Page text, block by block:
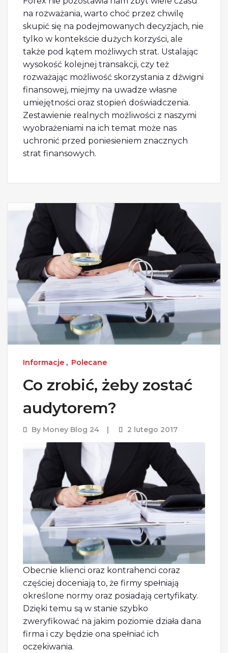
na rozważania, warto choć przez chwilę
skupić się na podejmowanych decyzjach, nie
tylko w kontekście dużych korzyści, ale
także pod kątem możliwych strat. Ustalając
wysokość kolejnej transakcji, czy też
rozważając możliwość skorzystania z dźwigni
finansowej, miejmy na uwadze własne
umiejętności oraz stopień doświadczenia.
Zestawienie realnych możliwości z naszymi
wyobrażeniami na ich temat może nas
uchronić przed poniesieniem znacznych
strat finansowych.
Informacje , Polecane
Co zrobić, żeby zostać
audytorem?
By Money Blog 24 2 lutego 2017
Obecnie klienci oraz kontrahenci coraz
częściej doceniają to, że firmy spełniają
określone normy oraz posiadają certyfikaty.
Dzięki temu są w stanie szybko
zweryfikować na jakim poziomie działa dana
firma i czy będzie ona spełniać ich
oczekiwania.